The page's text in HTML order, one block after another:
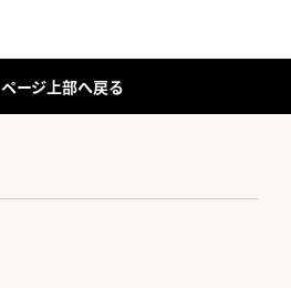
ページ上部へ戻る